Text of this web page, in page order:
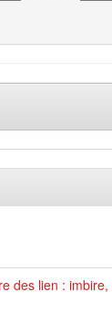
des lien :